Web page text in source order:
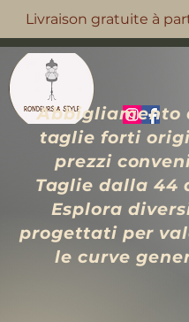
Livraison gratuite à
Abbigliamento
taglie forti
prezzi
Taglie dalla 44
Esplora
progettati per
le curve